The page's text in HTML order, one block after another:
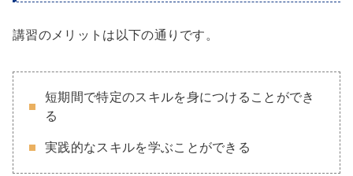
講習のメリットは以下の通りです。
短期間で特定のスキルを身につけることができ
る
実践的なスキルを学ぶことができる